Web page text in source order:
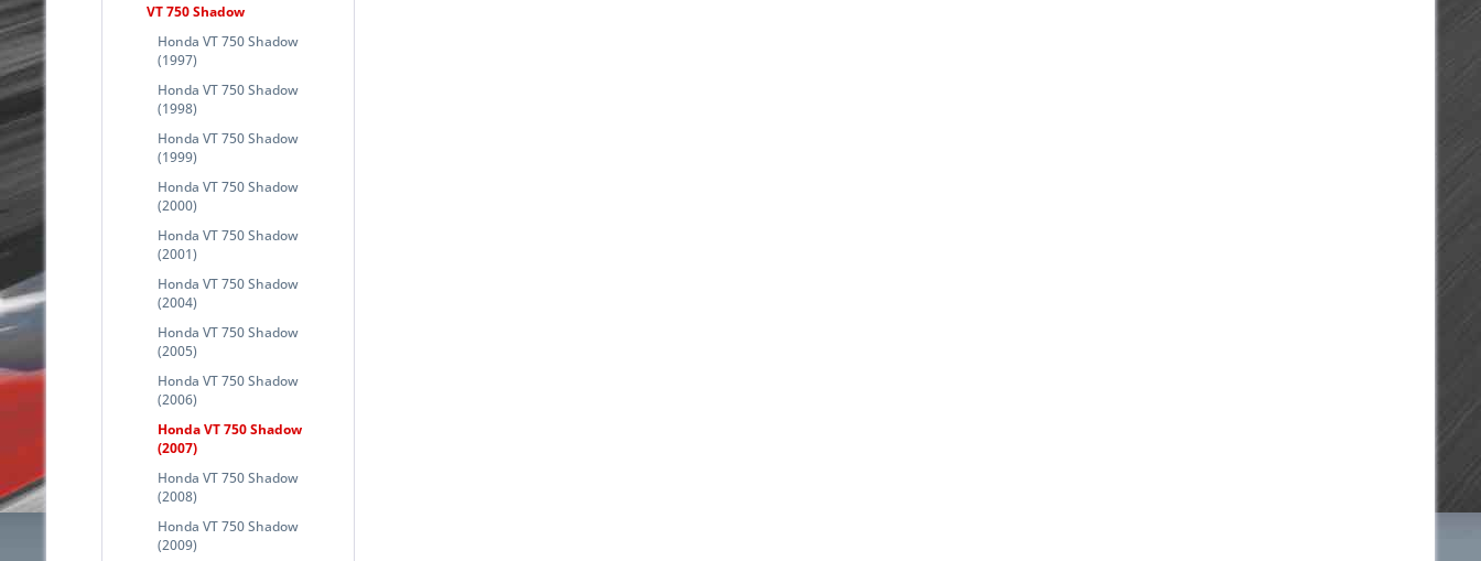
VT 750 Shadow
Honda VT 750 Shadow
(1997)
Honda VT 750 Shadow
(1998)
Honda VT 750 Shadow
(1999)
Honda VT 750 Shadow
(2000)
Honda VT 750 Shadow
(2001)
Honda VT 750 Shadow
(2004)
Honda VT 750 Shadow
(2005)
Honda VT 750 Shadow
(2006)
Honda VT 750 Shadow
(2007)
Honda VT 750 Shadow
(2008)
Honda VT 750 Shadow
(2009)